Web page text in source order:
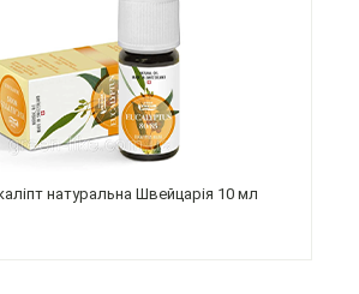
натуральна Швейцарія 10 мл